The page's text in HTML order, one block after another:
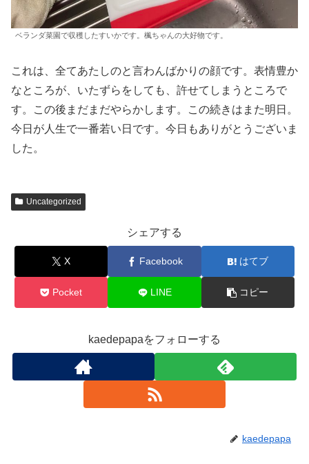
ベランダ菜園で収穫したすいかです。楓ちゃんの大好物です。
これは、全てあたしのと言わんばかりの顔です。表情豊か
なところが、いたずらをしても、許せてしまうところで
す。この後まだまだやらかします。この続きはまた明日。
今日が人生で一番若い日です。今日もありがとうございま
した。
Uncategorized
シェアする
X Facebook はてブ
Pocket LINE コピー
kaedepapaをフォローする
kaedepapa